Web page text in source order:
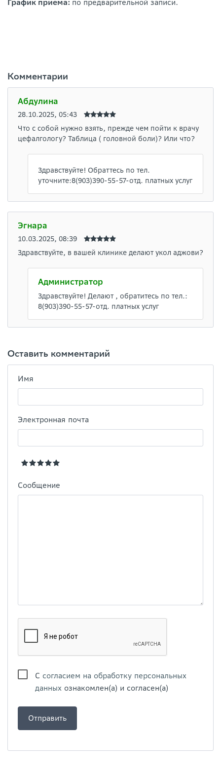
График приема: по предварительной записи.
Комментарии
Абдулина
28.10.2025, 05:43
Что с собой нужно взять, прежде чем пойти к врачу
цефалгологу? Таблица ( головной боли)? Или что?
Здравствуйте! Обраттесь по тел.
уточните:8(903)390-55-57-отд. платных услуг
Эгнара
10.03.2025, 08:39
Здравствуйте, в вашей клинике делают укол аджови?
Администратор
Здравствуйте! Делают , обратитесь по тел.:
8(903)390-55-57-отд. платных услуг
Оставить комментарий
Имя
Электронная почта
Сообщение
С согласием на обработку персональных
данных ознакомлен(а) и согласен(а)